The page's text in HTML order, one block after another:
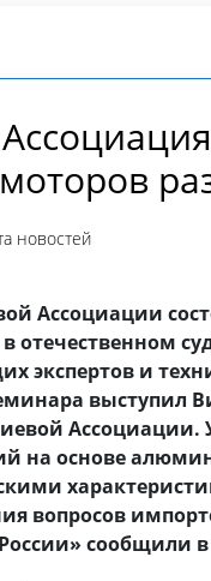
новостей
Ассоциации
отечественном
экспертов и
выступил
на основе
вопросов
сообщили